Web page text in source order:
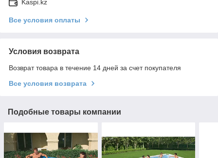
Kaspi.kz
Все условия оплаты
Условия возврата
Возврат товара в течение 14 дней за счет покупателя
Все условия возврата
Подобные товары компании